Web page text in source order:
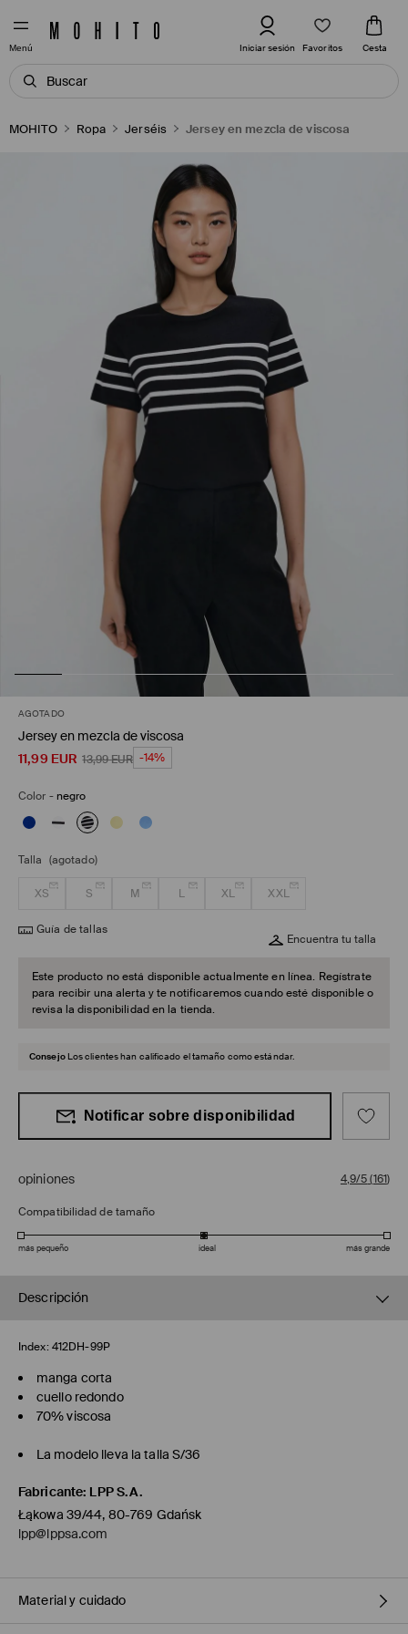
Menú Iniciar sesión Favoritos Cesta
MOHITO Ropa Jerséis Jersey en mezcla de viscosa
AGOTADO
Jersey en mezcla de viscosa
11,99 EUR 13,99EUR -14%
Color - negro
Talla (agotado)
XS S M L XL XXL
Guía de tallas
Encuentra tu talla
Este producto no está disponible actualmente en línea. Regístrate
para recibir una alerta y te notificaremos cuando esté disponible o
revisa la disponibilidad en la tienda.
Consejo Los clientes han calificado el tamaño como estándar.
Notificar sobre disponibilidad
opiniones 4,9/5(161)
Compatibilidad de tamaño
más pequeño ideal más grande
Descripción
Index: 412DH-99P
manga corta
cuello redondo
70% viscosa
La modelo lleva la talla S/36
Fabricante: LPP S.A.
Łąkowa 39/44, 80-769 Gdańsk
lpp@lppsa.com
Material y cuidado